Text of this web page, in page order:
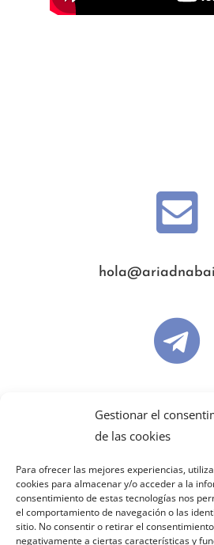
Gestionar el
de las cookies
Para ofrecer las mejores experiencias,
cookies para almacenar y/o acceder a la
consentimiento de estas tecnologías nos
el comportamiento de navegación o las
sitio. No consentir o retirar el
negativamente a ciertas características y


